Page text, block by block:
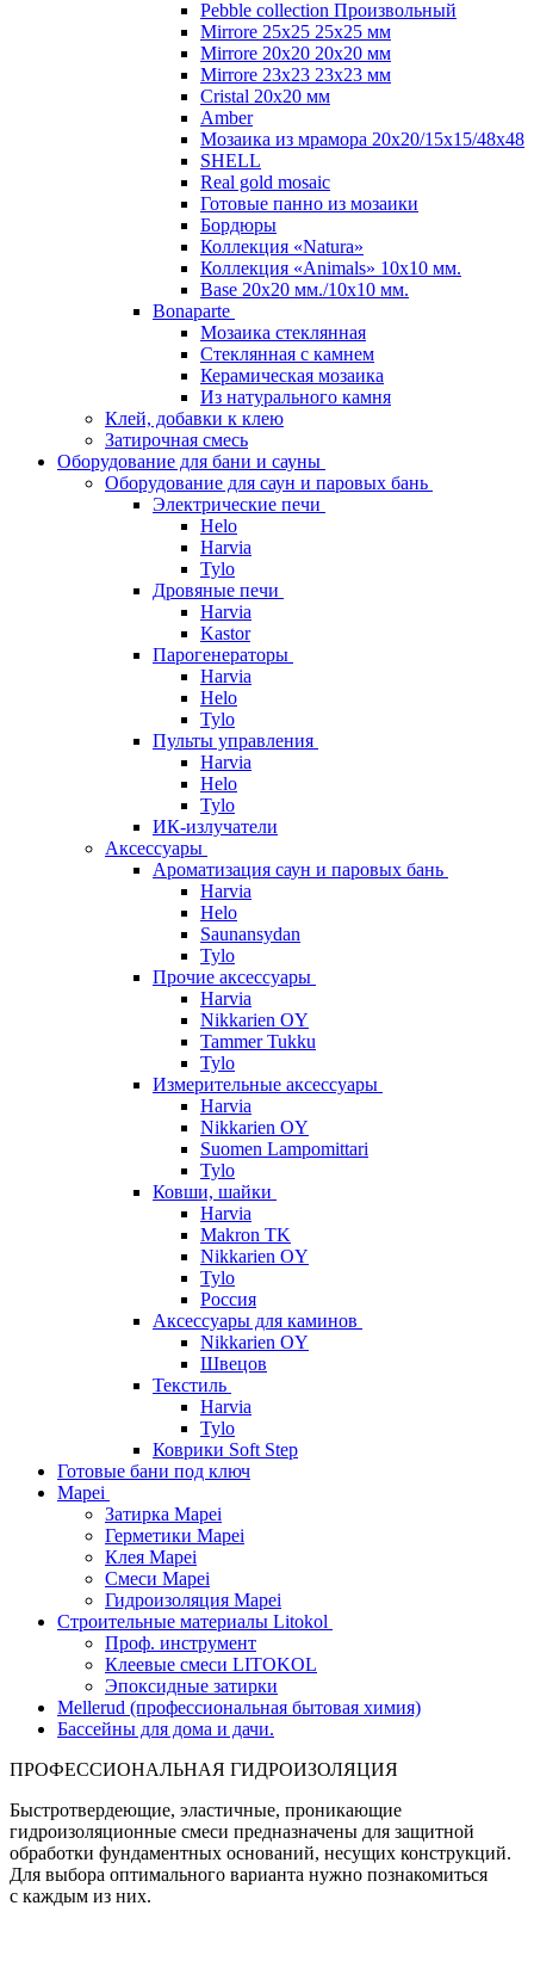
Pebble collection Произвольный
Mirrore 25х25 25x25 мм
Mirrore 20х20 20x20 мм
Mirrore 23х23 23x23 мм
Cristal 20х20 мм
Amber
Мозаика из мрамора 20х20/15х15/48х48
SHELL
Real gold mosaic
Готовые панно из мозаики
Бордюры
Коллекция «Natura»
Коллекция «Animals» 10х10 мм.
Base 20x20 мм./10х10 мм.
Bonaparte
Мозаика стеклянная
Стеклянная с камнем
Керамическая мозаика
Из натурального камня
Клей, добавки к клею
Затирочная смесь
Оборудование для бани и сауны
Оборудование для саун и паровых бань
Электрические печи
Helo
Harvia
Tylo
Дровяные печи
Harvia
Kastor
Парогенераторы
Harvia
Helo
Tylo
Пульты управления
Harvia
Helo
Tylo
ИК-излучатели
Аксессуары
Ароматизация саун и паровых бань
Harvia
Helo
Saunansydan
Tylo
Прочие аксессуары
Harvia
Nikkarien OY
Tammer Tukku
Tylo
Измерительные аксессуары
Harvia
Nikkarien OY
Suomen Lampomittari
Tylo
Ковши, шайки
Harvia
Makron TK
Nikkarien OY
Tylo
Россия
Аксессуары для каминов
Nikkarien OY
Швецов
Текстиль
Harvia
Tylo
Коврики Soft Step
Готовые бани под ключ
Mapei
Затирка Mapei
Герметики Mapei
Клея Mapei
Смеси Mapei
Гидроизоляция Mapei
Строительные материалы Litokol
Проф. инструмент
Клеевые смеси LITOKOL
Эпоксидные затирки
Mellerud (профессиональная бытовая химия)
Бассейны для дома и дачи.
ПРОФЕССИОНАЛЬНАЯ ГИДРОИЗОЛЯЦИЯ
Быстротвердеющие, эластичные, проникающие
гидроизоляционные смеси предназначены для защитной
обработки фундаментных оснований, несущих конструкций.
Для выбора оптимального варианта нужно познакомиться
с каждым из них.